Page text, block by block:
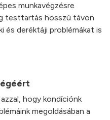
munkavégzésre
testtartás hosszú távon
és deréktáji problémákat is
hogy kondíciónk
megoldásában a